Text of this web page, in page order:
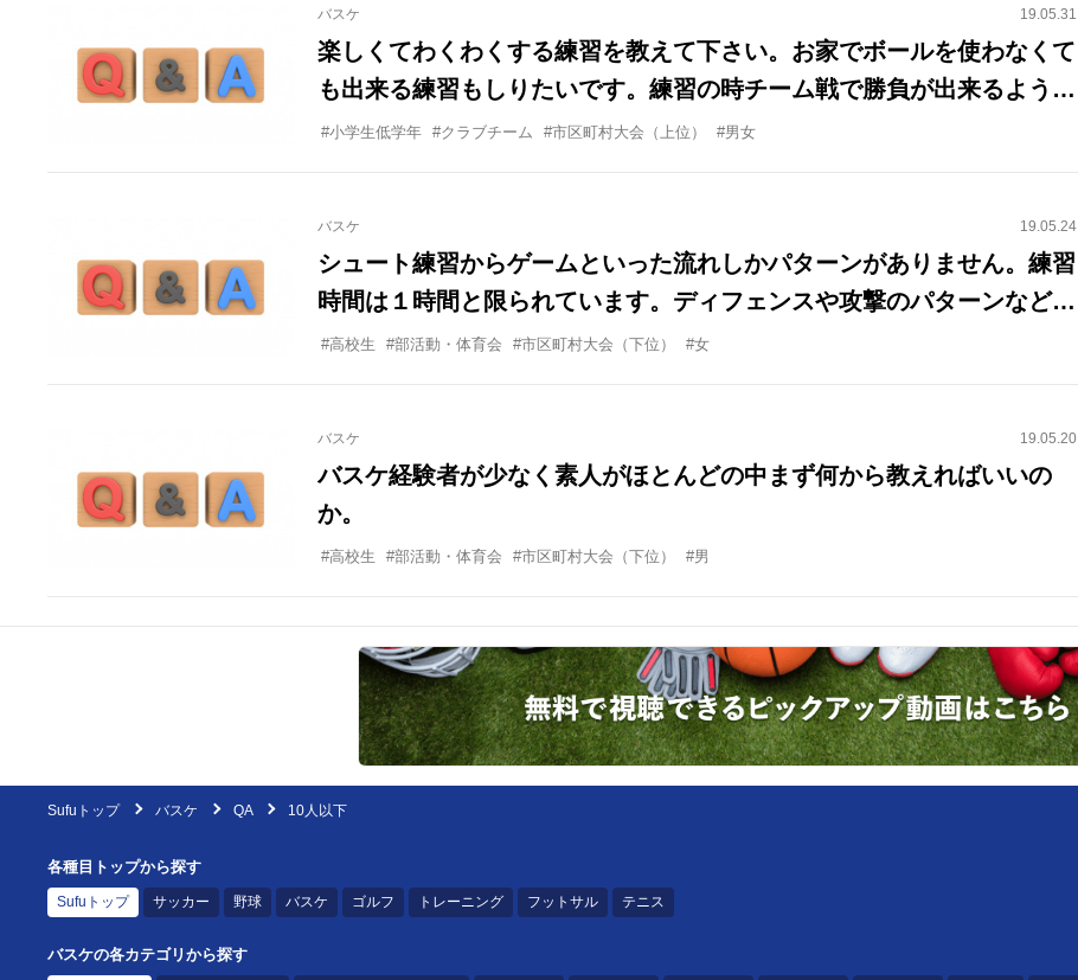
バスケ 19.05.31
楽しくてわくわくする練習を教えて下さい。お家でボールを使わなくて
も出来る練習もしりたいです。練習の時チーム戦で勝負が出来るような
メニューもやりたいです。
#小学生低学年 #クラブチーム #市区町村大会（上位） #男女
バスケ 19.05.24
シュート練習からゲームといった流れしかパターンがありません。練習
時間は１時間と限られています。ディフェンスや攻撃のパターンなども
とりいれたいです。よろしくお願いします。
#高校生 #部活動・体育会 #市区町村大会（下位） #女
バスケ 19.05.20
バスケ経験者が少なく素人がほとんどの中まず何から教えればいいの
か。
#高校生 #部活動・体育会 #市区町村大会（下位） #男
Sufuトップ バスケ QA 10人以下
各種目トップから探す
Sufuトップ サッカー 野球 バスケ ゴルフ トレーニング フットサル テニス
バスケの各カテゴリから探す